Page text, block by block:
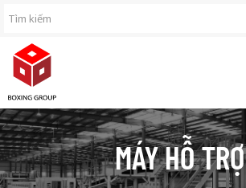
MÁY HỖ TRỢ